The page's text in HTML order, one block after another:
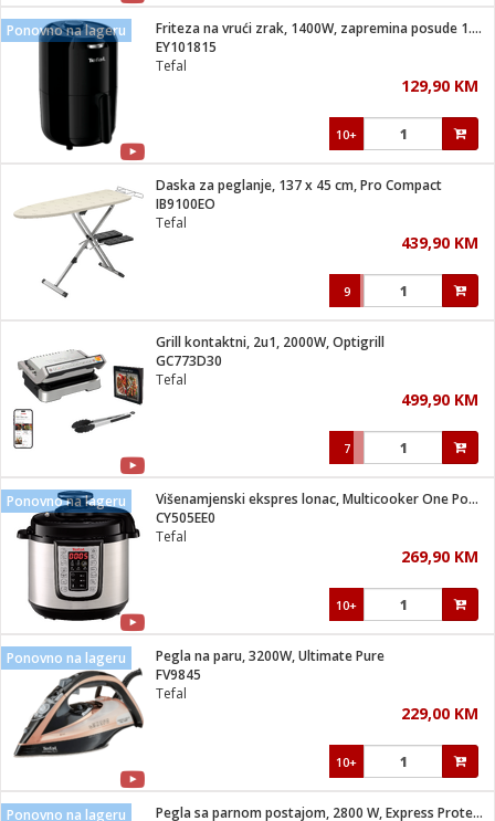
metar
aparati
kafu
ostalo
pribor
pribor
program
pribor
materijal
i kutije
osigurači
gorivo
brave
Ponovno na lageru
Friteza na vrući zrak, 1400W, zapremina posude 1.6 lit
EY101815
Tefal
129,90 KM
10+
Daska za peglanje, 137 x 45 cm, Pro Compact
IB9100EO
Tefal
439,90 KM
9
Grill kontaktni, 2u1, 2000W, Optigrill
GC773D30
Tefal
499,90 KM
7
Ponovno na lageru
Višenamjenski ekspres lonac, Multicooker One Pot 25u1
CY505EE0
Tefal
269,90 KM
10+
Ponovno na lageru
Pegla na paru, 3200W, Ultimate Pure
FV9845
Tefal
229,00 KM
10+
Ponovno na lageru
Pegla sa parnom postajom, 2800 W, Express Protect